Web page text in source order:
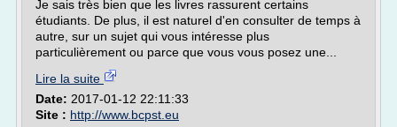
Je sais très bien que les livres rassurent certains
étudiants. De plus, il est naturel d'en consulter de temps à
autre, sur un sujet qui vous intéresse plus
particulièrement ou parce que vous vous posez une...
Lire la suite
Date: 2017-01-12 22:11:33
Site : http://www.bcpst.eu